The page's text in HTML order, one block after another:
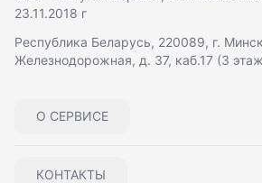
О СЕРВИСЕ
КОНТАКТЫ
23.11.2018 г
Республика Беларусь, 220089, г.
Железнодорожная, д. 37, каб.17 (3